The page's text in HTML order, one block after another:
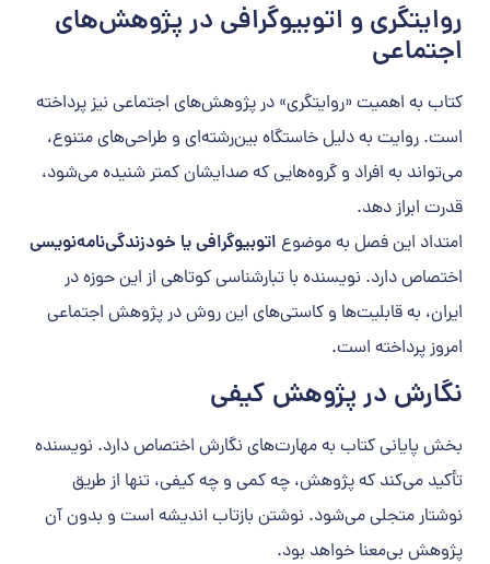
روایتگری و اتوبیوگرافی در پژوهش‌های
اجتماعی
کتاب به اهمیت «روایتگری» در پژوهش‌های اجتماعی نیز پرداخته
است. روایت به دلیل خاستگاه بین‌رشته‌ای و طراحی‌های متنوع،
می‌تواند به افراد و گروه‌هایی که صدایشان کمتر شنیده می‌شود،
قدرت ابراز دهد.
امتداد این فصل به موضوع اتوبیوگرافی یا خودزندگی‌نامه‌نویسی
اختصاص دارد. نویسنده با تبارشناسی کوتاهی از این حوزه در
ایران، به قابلیت‌ها و کاستی‌های این روش در پژوهش اجتماعی
امروز پرداخته است.
نگارش در پژوهش کیفی
بخش پایانی کتاب به مهارت‌های نگارش اختصاص دارد. نویسنده
تأکید می‌کند که پژوهش، چه کمی و چه کیفی، تنها از طریق
نوشتار متجلی می‌شود. نوشتن بازتاب اندیشه است و بدون آن
پژوهش بی‌معنا خواهد بود.